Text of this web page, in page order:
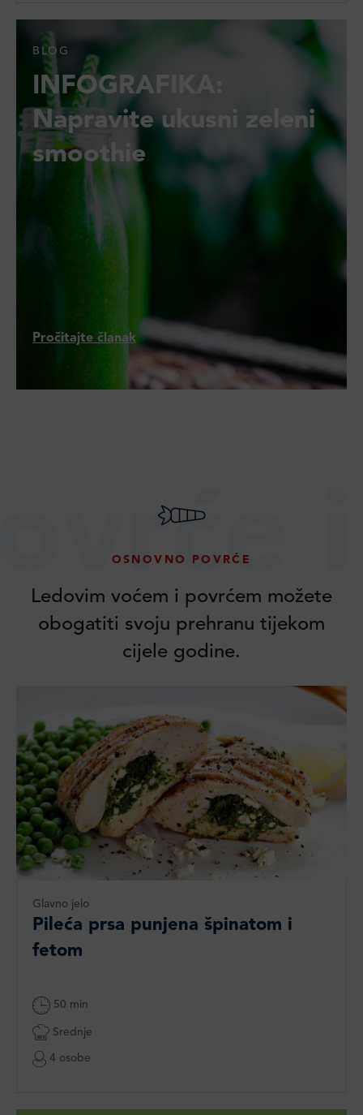
BLOG
INFOGRAFIKA:
Napravite ukusni zeleni
smoothie
Pročitajte članak
OSNOVNO POVRĆE
Ledovim voćem i povrćem možete
obogatiti svoju prehranu tijekom
cijele godine.
voće
Glavno jelo
Pileća prsa punjena špinatom i
fetom
50 min
Srednje
4 osobe